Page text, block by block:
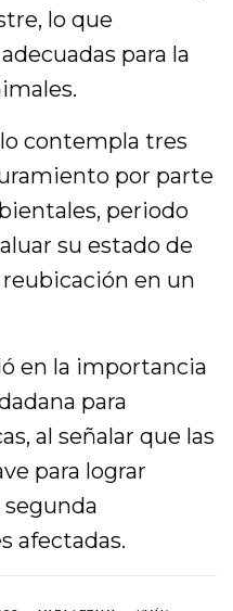
lo que
para la
contempla tres
por parte
periodo
su estado de
en un
en la importancia
para
al señalar que las
para lograr
afectadas.